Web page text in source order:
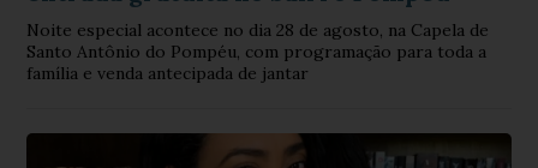
Noite especial acontece no dia 28 de agosto, na Capela de
Santo Antônio do Pompéu, com programação para toda a
família e venda antecipada de jantar